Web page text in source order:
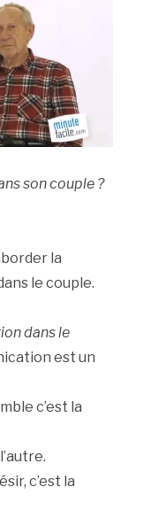
son couple ?
la
le couple.
dans le
est un
c’est la
c’est la